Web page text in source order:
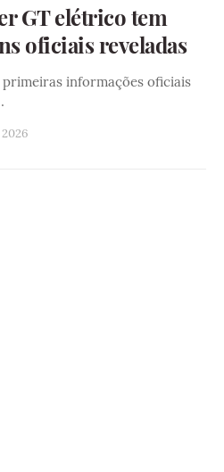
GT elétrico tem
oficiais reveladas
primeiras informações oficiais